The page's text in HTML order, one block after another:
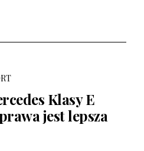
Klasy E
jest lepsza